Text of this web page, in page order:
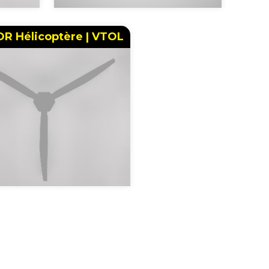
Hélicoptère | VTOL